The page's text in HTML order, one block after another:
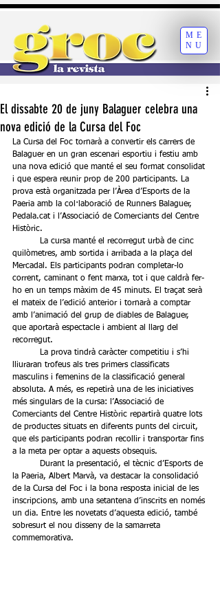
ME
NU
El dissabte 20 de juny Balaguer celebra una
nova edició de la Cursa del Foc
La Cursa del Foc tornarà a convertir els carrers de
Balaguer en un gran escenari esportiu i festiu amb
una nova edició que manté el seu format consolidat
i que espera reunir prop de 200 participants. La
prova està organitzada per l’Àrea d’Esports de la
Paeria amb la col·laboració de Runners Balaguer,
Pedala.cat i l’Associació de Comerciants del Centre
Històric.
quilòmetres, amb sortida i arribada a la plaça del
Mercadal. Els participants podran completar-lo
corrent, caminant o fent marxa, tot i que caldrà fer-
ho en un temps màxim de 45 minuts. El traçat serà
el mateix de l’edició anterior i tornarà a comptar
amb l’animació del grup de diables de Balaguer,
que aportarà espectacle i ambient al llarg del
recorregut.
lliuraran trofeus als tres primers classificats
masculins i femenins de la classificació general
absoluta. A més, es repetirà una de les iniciatives
més singulars de la cursa: l’Associació de
Comerciants del Centre Històric repartirà quatre lots
de productes situats en diferents punts del circuit,
que els participants podran recollir i transportar fins
a la meta per optar a aquests obsequis.
la Paeria, Albert Marvà, va destacar la consolidació
de la Cursa del Foc i la bona resposta inicial de les
inscripcions, amb una setantena d’inscrits en només
un dia. Entre les novetats d’aquesta edició, també
sobresurt el nou disseny de la samarreta
commemorativa.